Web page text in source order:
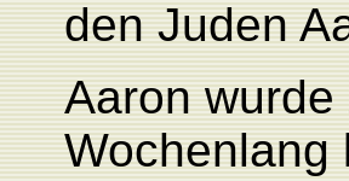
den Juden
Aaron
Wochenlang